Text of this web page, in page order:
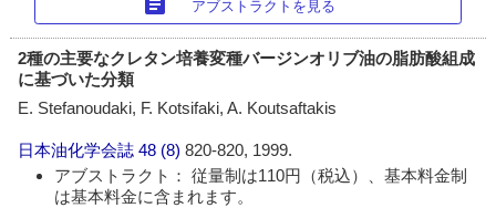
アブストラクトを見る
2種の主要なクレタン培養変種バージンオリブ油の脂肪酸組成
に基づいた分類
E. Stefanoudaki, F. Kotsifaki, A. Koutsaftakis
日本油化学会誌 48 (8)820-820, 1999.
アブストラクト： 従量制は110円（税込）、基本料金制
は基本料金に含まれます。